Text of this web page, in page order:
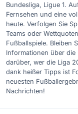
Bundesliga, Ligue 1.
Fernsehen und eine
heute. Verfolgen Sie
Teams oder
Fußballspiele. Bleiben
Informationen über
darüber, wer die Liga
dank heißer Tipps ist
neuesten
Nachrichten!